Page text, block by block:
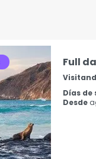
Full
Días de
Desde